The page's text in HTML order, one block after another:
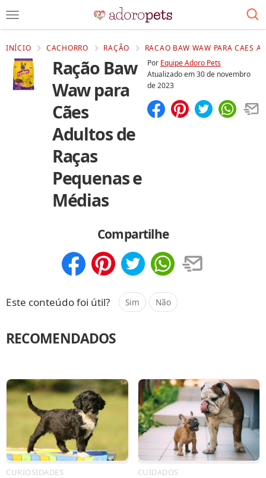
INÍCIO CACHORRO RAÇÃO RACAO BAW WAW PARA CAES
Ração Baw
Waw para
Cães
Adultos de
Raças
Pequenas e
Médias
Por Equipe Adoro Pets
Atualizado em30 de novembro
de 2023
Compartilhe
Este conteúdo foi útil? Sim Não
RECOMENDADOS
CURIOSIDADES CUIDADOS